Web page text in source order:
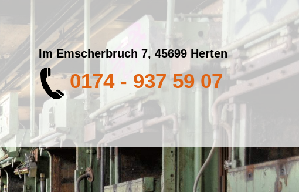
Im Emscherbruch 7, 45699 Herten
0174 - 937 59 07